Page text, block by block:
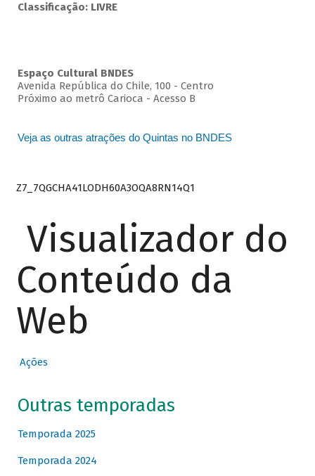
Classificação: LIVRE
Espaço Cultural BNDES
Avenida República do Chile, 100 - Centro
Próximo ao metrô Carioca - Acesso B
Veja as outras atrações do Quintas no BNDES
Z7_7QGCHA41LODH60A3OQA8RN14Q1
Visualizador do
Conteúdo da
Web
Ações
Outras temporadas
Temporada 2025
Temporada 2024